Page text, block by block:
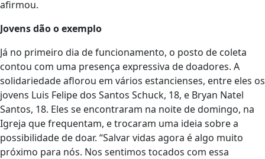
afirmou.
Jovens dão o exemplo
Já no primeiro dia de funcionamento, o posto de coleta
contou com uma presença expressiva de doadores. A
solidariedade aflorou em vários estancienses, entre eles os
jovens Luis Felipe dos Santos Schuck, 18, e Bryan Natel
Santos, 18. Eles se encontraram na noite de domingo, na
Igreja que frequentam, e trocaram uma ideia sobre a
possibilidade de doar. “Salvar vidas agora é algo muito
próximo para nós. Nos sentimos tocados com essa